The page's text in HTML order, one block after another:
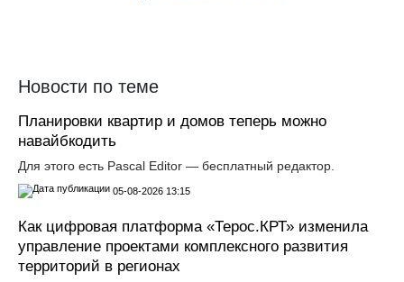
Новости по теме
Планировки квартир и домов теперь можно
навайбкодить
Для этого есть Pascal Editor — бесплатный редактор.
05-08-2026 13:15
Как цифровая платформа «Терос.КРТ» изменила
управление проектами комплексного развития
территорий в регионах